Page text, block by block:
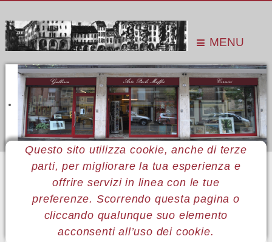
MENU
Questo sito utilizza cookie, anche di terze
parti, per migliorare la tua esperienza e
offrire servizi in linea con le tue
preferenze. Scorrendo questa pagina o
cliccando qualunque suo elemento
acconsenti all’uso dei cookie.
Sei qui: Home Le mostre
Mostre 2006
Tono Zancanaro
Tono per Padova Il Museo Civico
MENÙ TONO ZANCANARO
Introduzione Per Tono Note biografiche